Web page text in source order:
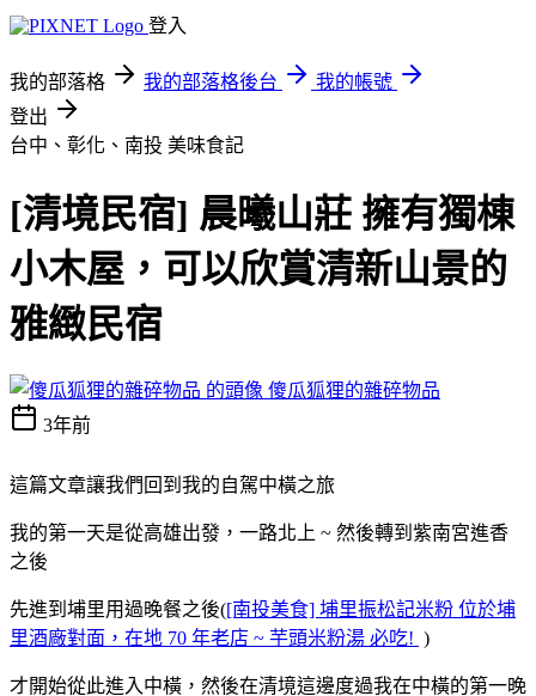
登入
我的部落格 我的部落格後台
我的帳號
登出
台中、彰化、南投 美味食記
[清境民宿] 晨曦山莊 擁有獨棟
小木屋，可以欣賞清新山景的
雅緻民宿
傻瓜狐狸的雜碎物品
3年前
這篇文章讓我們回到我的自駕中橫之旅
我的第一天是從高雄出發，一路北上 ~ 然後轉到紫南宮進香
之後
先進到埔里用過晚餐之後([南投美食] 埔里振松記米粉 位於埔
里酒廠對面，在地 70 年老店 ~ 芋頭米粉湯 必吃! )
才開始從此進入中橫，然後在清境這邊度過我在中橫的第一晚